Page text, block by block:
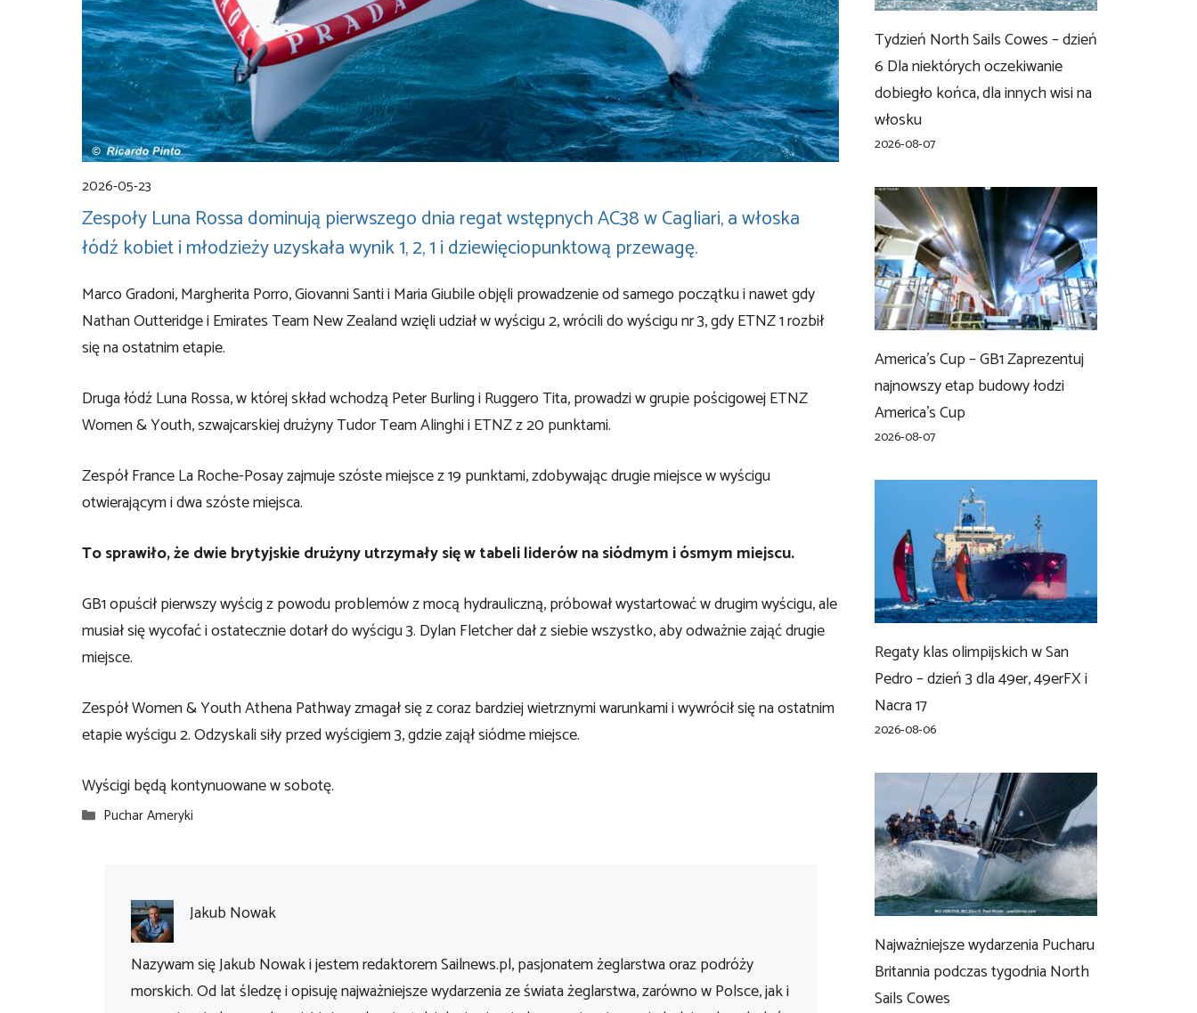
2026-05-23
Zespoły Luna Rossa dominują pierwszego dnia regat wstępnych AC38 w Cagliari, a włoska
łódź kobiet i młodzieży uzyskała wynik 1, 2, 1 i dziewięciopunktową przewagę.
Marco Gradoni, Margherita Porro, Giovanni Santi i Maria Giubile objęli prowadzenie od samego początku i nawet gdy
Nathan Outteridge i Emirates Team New Zealand wzięli udział w wyścigu 2, wrócili do wyścigu nr 3, gdy ETNZ 1 rozbił
się na ostatnim etapie.
Druga łódź Luna Rossa, w której skład wchodzą Peter Burling i Ruggero Tita, prowadzi w grupie pościgowej ETNZ
Women & Youth, szwajcarskiej drużyny Tudor Team Alinghi i ETNZ z 20 punktami.
Zespół France La Roche-Posay zajmuje szóste miejsce z 19 punktami, zdobywając drugie miejsce w wyścigu
otwierającym i dwa szóste miejsca.
To sprawiło, że dwie brytyjskie drużyny utrzymały się w tabeli liderów na siódmym i ósmym miejscu.
GB1 opuścił pierwszy wyścig z powodu problemów z mocą hydrauliczną, próbował wystartować w drugim wyścigu, ale
musiał się wycofać i ostatecznie dotarł do wyścigu 3. Dylan Fletcher dał z siebie wszystko, aby odważnie zająć drugie
miejsce.
Zespół Women & Youth Athena Pathway zmagał się z coraz bardziej wietrznymi warunkami i wywrócił się na ostatnim
etapie wyścigu 2. Odzyskali siły przed wyścigiem 3, gdzie zajął siódme miejsce.
Wyścigi będą kontynuowane w sobotę.
Kategorie
Puchar Ameryki
Jakub Nowak
Nazywam się Jakub Nowak i jestem redaktorem Sailnews.pl, pasjonatem żeglarstwa oraz podróży
morskich. Od lat śledzę i opisuję najważniejsze wydarzenia ze świata żeglarstwa, zarówno w Polsce, jak i
Tydzień North Sails Cowes – dzień
6 Dla niektórych oczekiwanie
dobiegło końca, dla innych wisi na
włosku
2026-08-07
America’s Cup – GB1 Zaprezentuj
najnowszy etap budowy łodzi
America’s Cup
2026-08-07
Regaty klas olimpijskich w San
Pedro – dzień 3 dla 49er, 49erFX i
Nacra 17
2026-08-06
Najważniejsze wydarzenia Pucharu
Britannia podczas tygodnia North
Sails Cowes